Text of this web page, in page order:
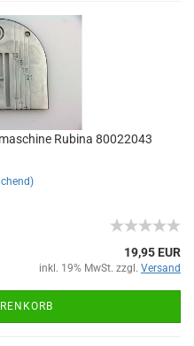
Rubina 80022043
19,95 EUR
inkl. 19% MwSt. zzgl. Versand